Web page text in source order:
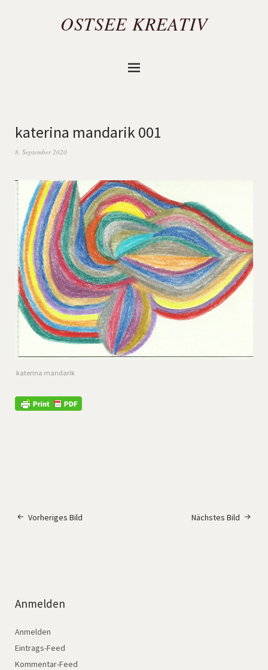
OSTSEE KREATIV
katerina mandarik 001
8. September 2020
katerina mandarik
Nächstes Bild
Vorheriges Bild
Anmelden
Anmelden
Eintrags-Feed
Kommentar-Feed